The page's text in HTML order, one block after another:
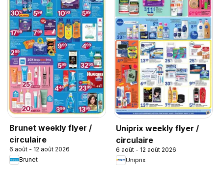
Brunet weekly flyer /
circulaire
6 août - 12 août 2026
Brunet
Uniprix weekly flyer /
circulaire
6 août - 12 août 2026
Uniprix